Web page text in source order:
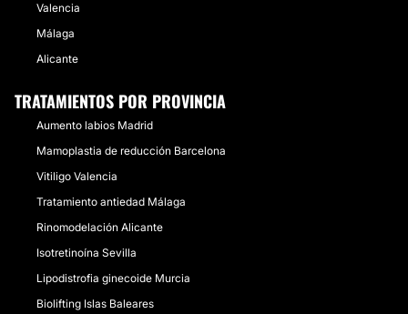
Valencia
Málaga
Alicante
TRATAMIENTOS POR PROVINCIA
Aumento labios Madrid
Mamoplastia de reducción Barcelona
Vitiligo Valencia
Tratamiento antiedad Málaga
Rinomodelación Alicante
Isotretinoína Sevilla
Lipodistrofia ginecoide Murcia
Biolifting Islas Baleares